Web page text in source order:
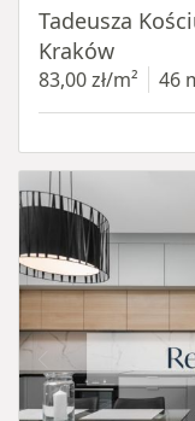
Tadeusza
Kraków
83,00 zł/m² 46